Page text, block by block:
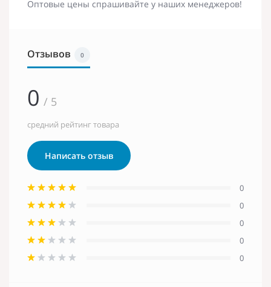
Оптовые цены спрашивайте у наших менеджеров!
Отзывов 0
0 / 5
средний рейтинг товара
Написать отзыв
0
0
0
0
0